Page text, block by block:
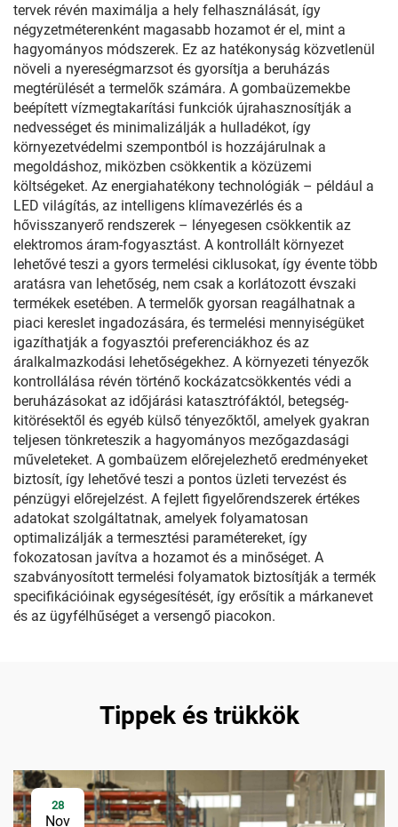
tervek révén maximálja a hely felhasználását, így
négyzetméterenként magasabb hozamot ér el, mint a
hagyományos módszerek. Ez az hatékonyság közvetlenül
növeli a nyereségmarzsot és gyorsítja a beruházás
megtérülését a termelők számára. A gombaüzemekbe
beépített vízmegtakarítási funkciók újrahasznosítják a
nedvességet és minimalizálják a hulladékot, így
környezetvédelmi szempontból is hozzájárulnak a
megoldáshoz, miközben csökkentik a közüzemi
költségeket. Az energiahatékony technológiák – például a
LED világítás, az intelligens klímavezérlés és a
hővisszanyerő rendszerek – lényegesen csökkentik az
elektromos áram-fogyasztást. A kontrollált környezet
lehetővé teszi a gyors termelési ciklusokat, így évente több
aratásra van lehetőség, nem csak a korlátozott évszaki
termékek esetében. A termelők gyorsan reagálhatnak a
piaci kereslet ingadozására, és termelési mennyiségüket
igazíthatják a fogyasztói preferenciákhoz és az
áralkalmazkodási lehetőségekhez. A környezeti tényezők
kontrollálása révén történő kockázatcsökkentés védi a
beruházásokat az időjárási katasztrófáktól, betegség-
kitörésektől és egyéb külső tényezőktől, amelyek gyakran
teljesen tönkreteszik a hagyományos mezőgazdasági
műveleteket. A gombaüzem előrejelezhető eredményeket
biztosít, így lehetővé teszi a pontos üzleti tervezést és
pénzügyi előrejelzést. A fejlett figyelőrendszerek értékes
adatokat szolgáltatnak, amelyek folyamatosan
optimalizálják a termesztési paramétereket, így
fokozatosan javítva a hozamot és a minőséget. A
szabványosított termelési folyamatok biztosítják a termék
specifikációinak egységesítését, így erősítik a márkanevet
és az ügyfélhűséget a versengő piacokon.
Tippek és trükkök
28
Nov